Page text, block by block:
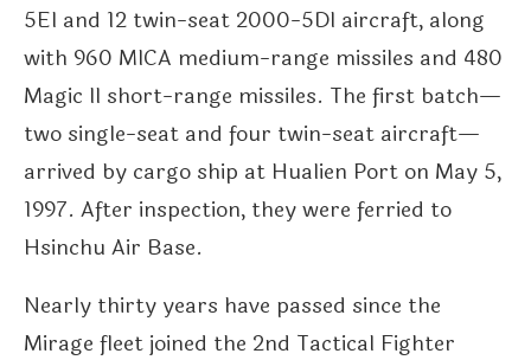
5EI and 12 twin-seat 2000-5DI aircraft, along
with 960 MICA medium-range missiles and 480
Magic II short-range missiles. The first batch—
two single-seat and four twin-seat aircraft—
arrived by cargo ship at Hualien Port on May 5,
1997. After inspection, they were ferried to
Hsinchu Air Base.
Nearly thirty years have passed since the
Mirage fleet joined the 2nd Tactical Fighter